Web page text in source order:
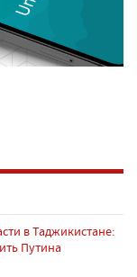
в Таджикистане:
Путина